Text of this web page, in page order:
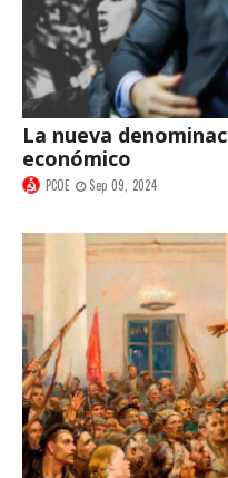
La nueva
económico
PCOE Sep 09, 2024